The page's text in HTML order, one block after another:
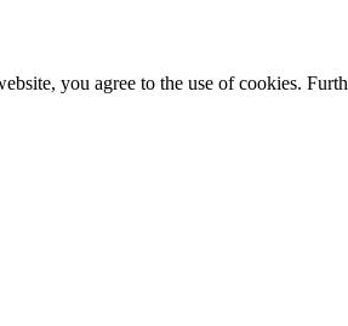
you agree to the use of cookies.